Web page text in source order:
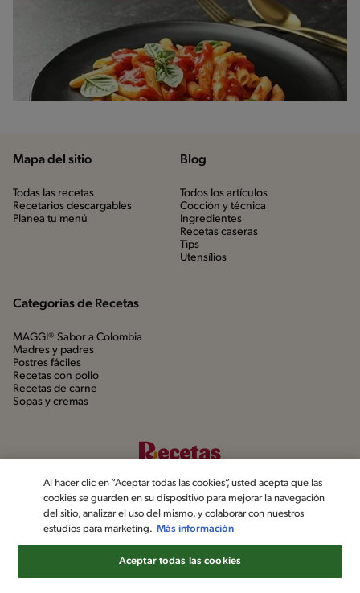
Mapa del sitio
Todas las recetas
Recetarios descargables
Planea tu menú
Blog
Todos los artículos
Cocción y técnica
Ingredientes
Recetas caseras
Tips
Utensílios
Categorias de Recetas
MAGGI® Sabor a Colombia
Madres y padres
Postres fáciles
Recetas con pollo
Recetas de carne
Sopas y cremas
©2022, Nestlé. Marcas registradas por Société dels Produits Nestlé,
S.A. Vevey (Suiza)
Al hacer clic en “Aceptar todas las cookies”, usted acepta que las
cookies se guarden en su dispositivo para mejorar la navegación
del sitio, analizar el uso del mismo, y colaborar con nuestros
estudios para marketing. Más información
Aceptar todas las cookies